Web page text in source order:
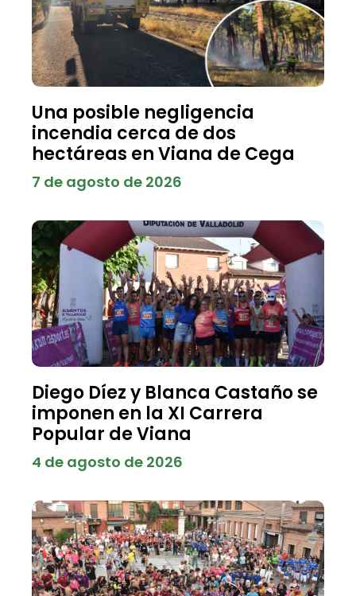
Una posible negligencia
incendia cerca de dos
hectáreas en Viana de Cega
7 de agosto de 2026
Diego Díez y Blanca Castaño se
imponen en la XI Carrera
Popular de Viana
4 de agosto de 2026